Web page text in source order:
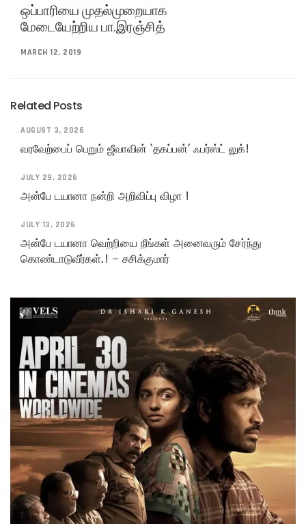
ஒப்பாரியை முதல்முறையாக
மேடையேற்றிய பா.இரஞ்சித்
MARCH 12, 2019
Related Posts
AUGUST 3, 2026
வரவேற்பைப் பெறும் ஜீவாவின் ‘தகப்பன்’ ஃபர்ஸ்ட் லுக்!
JULY 29, 2026
அன்பே டயானா நன்றி அறிவிப்பு விழா !
JULY 13, 2026
அன்பே டயானா வெற்றியை நீங்கள் அனைவரும் சேர்ந்து
கொண்டாடுவீர்கள்.! – சசிக்குமார்